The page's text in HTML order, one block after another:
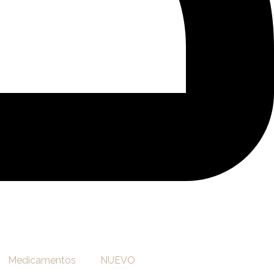
Medicamentos
NUEVO